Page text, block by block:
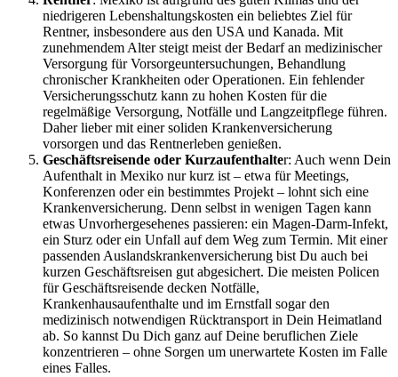
niedrigeren Lebenshaltungskosten ein beliebtes Ziel für
Rentner, insbesondere aus den USA und Kanada. Mit
zunehmendem Alter steigt meist der Bedarf an medizinischer
Versorgung für Vorsorgeuntersuchungen, Behandlung
chronischer Krankheiten oder Operationen. Ein fehlender
Versicherungsschutz kann zu hohen Kosten für die
regelmäßige Versorgung, Notfälle und Langzeitpflege führen.
Daher lieber mit einer soliden Krankenversicherung
vorsorgen und das Rentnerleben genießen.
Geschäftsreisende oder Kurzaufenthalter: Auch wenn Dein
Aufenthalt in Mexiko nur kurz ist – etwa für Meetings,
Konferenzen oder ein bestimmtes Projekt – lohnt sich eine
Krankenversicherung. Denn selbst in wenigen Tagen kann
etwas Unvorhergesehenes passieren: ein Magen-Darm-Infekt,
ein Sturz oder ein Unfall auf dem Weg zum Termin. Mit einer
passenden Auslandskrankenversicherung bist Du auch bei
kurzen Geschäftsreisen gut abgesichert. Die meisten Policen
für Geschäftsreisende decken Notfälle,
Krankenhausaufenthalte und im Ernstfall sogar den
medizinisch notwendigen Rücktransport in Dein Heimatland
ab. So kannst Du Dich ganz auf Deine beruflichen Ziele
konzentrieren – ohne Sorgen um unerwartete Kosten im Falle
eines Falles.